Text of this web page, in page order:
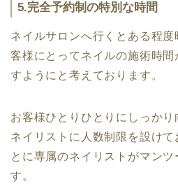
5.完全予約制の特別な時間
ネイルサロンへ行くとある程
客様にとってネイルの施術時間
すようにと考えております。
お客様ひとりひとりにしっか
ネイリストに人数制限を設け
とに専属のネイリストがマンツ
す。